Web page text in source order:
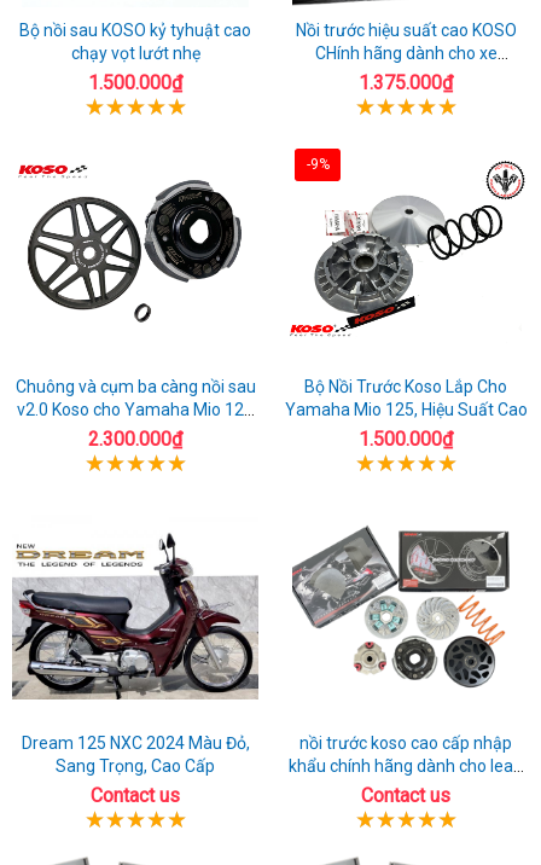
Bộ nồi sau KOSO kỷ tyhuật cao
chạy vọt lướt nhẹ
1.500.000₫
Nồi trước hiệu suất cao KOSO
CHính hãng dành cho xe
AirBlade 125
1.375.000₫
Chuông và cụm ba càng nồi sau
v2.0 Koso cho Yamaha Mio 125
cao cấp
2.300.000₫
-9%
Bộ Nồi Trước Koso Lắp Cho
Yamaha Mio 125, Hiệu Suất Cao
1.500.000₫
Dream 125 NXC 2024 Màu Đỏ,
Sang Trọng, Cao Cấp
Contact us
nồi trước koso cao cấp nhập
khẩu chính hãng dành cho lead
125
Contact us